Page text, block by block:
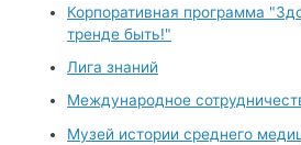
Корпоративная программа
тренде быть!"
Лига знаний
Международное
Музей истории среднего